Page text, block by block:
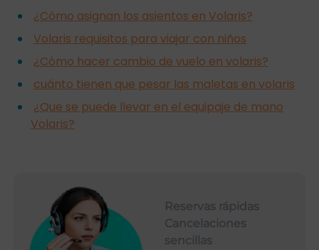
¿Cómo asignan los asientos en Volaris?
Volaris requisitos para viajar con niños
¿Cómo hacer cambio de vuelo en volaris?
cuánto tienen que pesar las maletas en volaris
¿Que se puede llevar en el equipaje de mano
Volaris?
Reservas rápidas
Cancelaciones
sencillas